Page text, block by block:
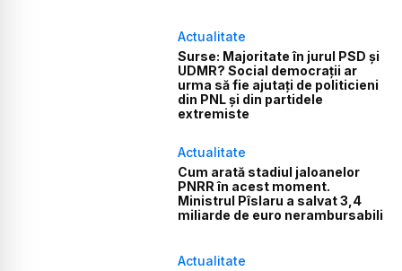
Actualitate
Surse: Majoritate în jurul PSD și
UDMR? Social democrații ar
urma să fie ajutați de politicieni
din PNL și din partidele
extremiste
Actualitate
Cum arată stadiul jaloanelor
PNRR în acest moment.
Ministrul Pîslaru a salvat 3,4
miliarde de euro nerambursabili
Actualitate